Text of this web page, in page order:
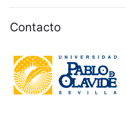
Contacto